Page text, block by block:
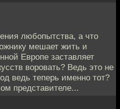
любопытства, а что
мешает жить и
Европе заставляет
воровать? Ведь это не
ведь теперь именно тот?
представителе...